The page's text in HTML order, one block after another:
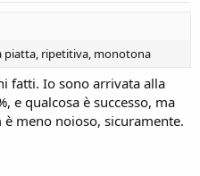
piatta, ripetitiva, monotona
fatti. Io sono arrivata alla
e qualcosa è successo, ma
meno noioso, sicuramente.